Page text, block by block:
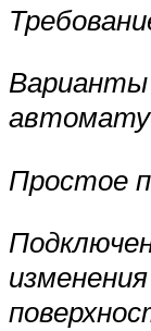
автомату
Простое